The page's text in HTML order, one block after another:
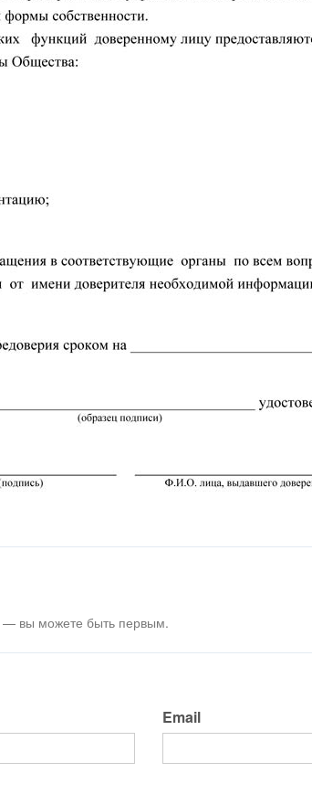
— вы можете быть первым.
Email